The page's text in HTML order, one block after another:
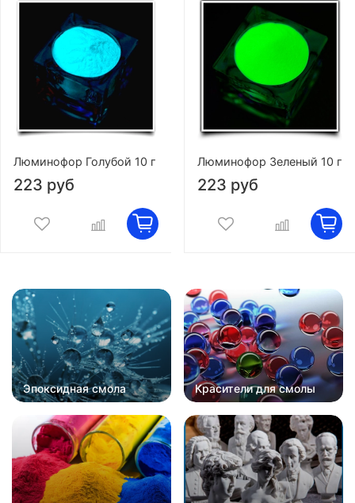
Люминофор Голубой 10 г
223 руб
Люминофор Зеленый 10 г
223 руб
Эпоксидная смола Красители для смолы